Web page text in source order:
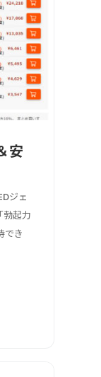
安
ジェ
勃起力
でき